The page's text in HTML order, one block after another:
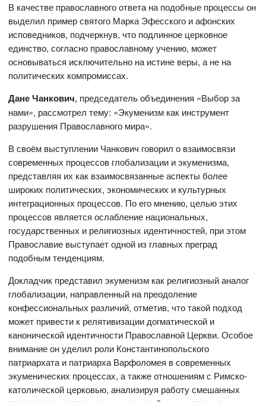
В качестве православного ответа на подобные процессы он
выделил пример святого Марка Эфесского и афонских
исповедников, подчеркнув, что подлинное церковное
единство, согласно православному учению, может
основываться исключительно на истине веры, а не на
политических компромиссах.
Дане Чанкович, председатель объединения «Выбор за
нами», рассмотрел тему: «Экуменизм как инструмент
разрушения Православного мира».
В своём выступлении Чанкович говорил о взаимосвязи
современных процессов глобализации и экуменизма,
представляя их как взаимосвязанные аспекты более
широких политических, экономических и культурных
интеграционных процессов. По его мнению, целью этих
процессов является ослабление национальных,
государственных и религиозных идентичностей, при этом
Православие выступает одной из главных преград
подобным тенденциям.
Докладчик представил экуменизм как религиозный аналог
глобализации, направленный на преодоление
конфессиональных различий, отметив, что такой подход
может привести к релятивизации догматической и
канонической идентичности Православной Церкви. Особое
внимание он уделил роли Константинопольского
патриархата и патриарха Варфоломея в современных
экуменических процессах, а также отношениям с Римско-
католической церковью, анализируя работу смешанных